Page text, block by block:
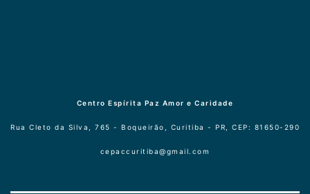
Centro Espírita Paz Amor e Caridade
Rua Cleto da Silva, 765 - Boqueirão, Curitiba - PR, CEP: 81650-290
cepaccuritiba@gmail.com